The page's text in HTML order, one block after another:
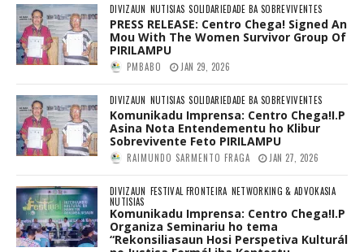
DIVIZAUN NUTISIAS SOLIDARIEDADE BA SOBREVIVENTES
PRESS RELEASE: Centro Chega! Signed An
Mou With The Women Survivor Group Of
PIRILAMPU
PMBABO JAN 29, 2026
DIVIZAUN NUTISIAS SOLIDARIEDADE BA SOBREVIVENTES
Komunikadu Imprensa: Centro Chega!I.P
Asina Nota Entendementu ho Klibur
Sobrevivente Feto PIRILAMPU
RAIMUNDO SARMENTO FRAGA JAN 27, 2026
DIVIZAUN FESTIVAL FRONTEIRA NETWORKING & ADVOKASIA
NUTISIAS
Komunikadu Imprensa: Centro Chega!I.P
Organiza Seminariu ho tema
“Rekonsiliasaun Hosi Perspetiva Kulturál